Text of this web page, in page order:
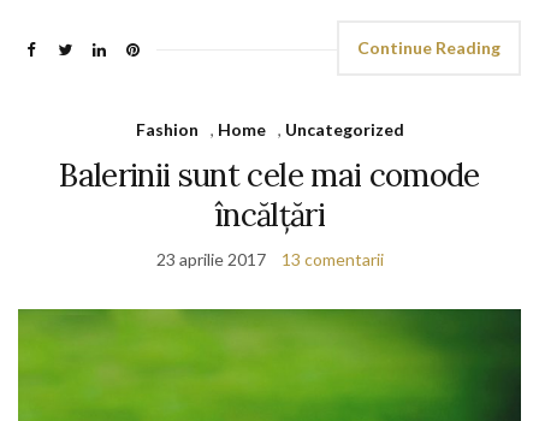
Continue Reading
Fashion , Home , Uncategorized
Balerinii sunt cele mai comode
încălțări
23 aprilie 2017 13 comentarii